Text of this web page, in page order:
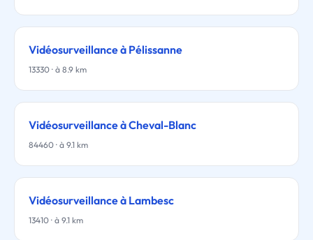
Vidéosurveillance à Pélissanne
13330 · à 8.9 km
Vidéosurveillance à Cheval-Blanc
84460 · à 9.1 km
Vidéosurveillance à Lambesc
13410 · à 9.1 km